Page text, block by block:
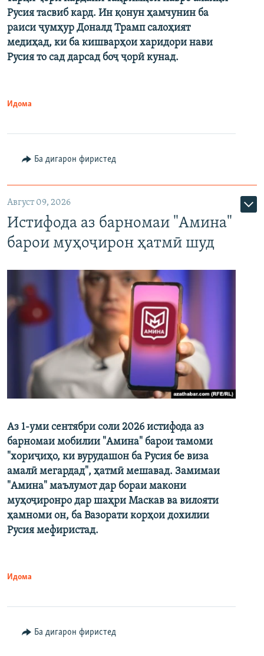
Русия тасвиб кард. Ин қонун ҳамчунин ба
раиси ҷумҳур Доналд Трамп салоҳият
медиҳад, ки ба кишварҳои харидори нави
Русия то сад дарсад боҷ ҷорӣ кунад.
Идома
Ба дигарон фиристед
Август 09, 2026
Истифода аз барномаи "Амина"
барои муҳоҷирон ҳатмӣ шуд
Аз 1-уми сентябри соли 2026 истифода аз
барномаи мобилии "Амина" барои тамоми
"хориҷиҳо, ки вурудашон ба Русия бе виза
амалӣ мегардад", ҳатмӣ мешавад. Замимаи
"Амина" маълумот дар бораи макони
муҳоҷиронро дар шаҳри Маскав ва вилояти
ҳамноми он, ба Вазорати корҳои дохилии
Русия мефиристад.
Идома
Ба дигарон фиристед